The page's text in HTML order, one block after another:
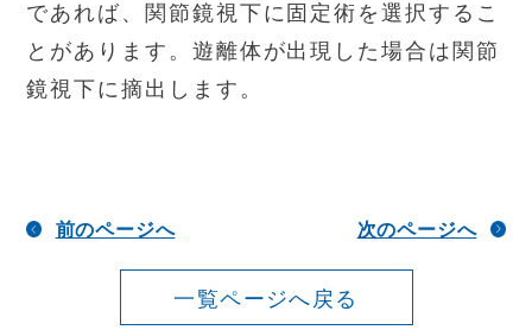
であれば、関節鏡視下に固定術を選択するこ
とがあります。遊離体が出現した場合は関節
鏡視下に摘出します。
前のページへ 次のページへ
一覧ページへ戻る